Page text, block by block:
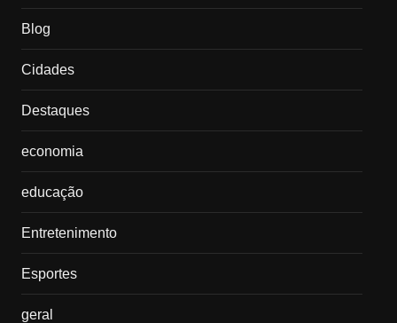
Blog
Cidades
Destaques
economia
educação
Entretenimento
Esportes
geral